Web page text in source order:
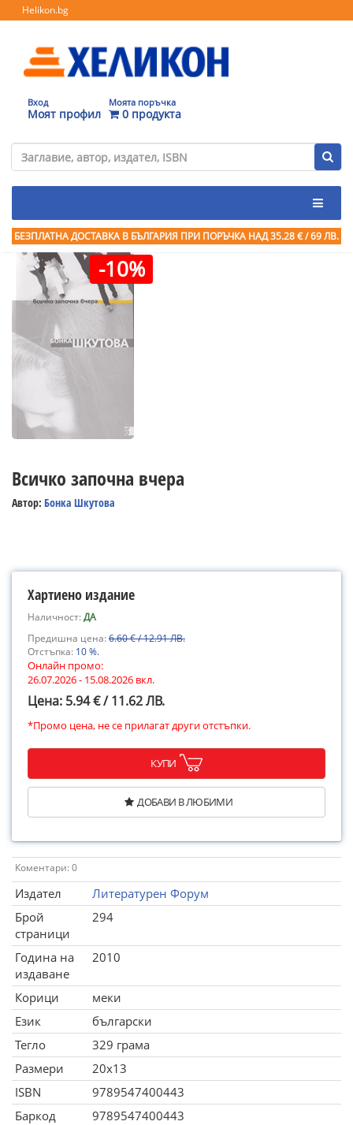
Helikon.bg
Вход
Моят профил
Моята поръчка
0 продукта
БЕЗПЛАТНА ДОСТАВКА В БЪЛГАРИЯ ПРИ ПОРЪЧКА НАД 35.28 € / 69 ЛВ.
-10%
Всичко започна вчера
Автор: Бонка Шкутова
Хартиено издание
Наличност:ДА
Предишна цена:6.60 € / 12.91 ЛВ.
Отстъпка: 10 %.
Онлайн промо:
26.07.2026 - 15.08.2026 вкл.
Цена: 5.94 € / 11.62 ЛВ.
*Промо цена, не се прилагат други отстъпки.
КУПИ
ДОБАВИ В ЛЮБИМИ
Коментари: 0
Издател
Литературен Форум
Брой
страници
294
Година на
издаване
2010
Корици
меки
Език
български
Тегло
329 грама
Размери
20x13
ISBN
9789547400443
Баркод
9789547400443